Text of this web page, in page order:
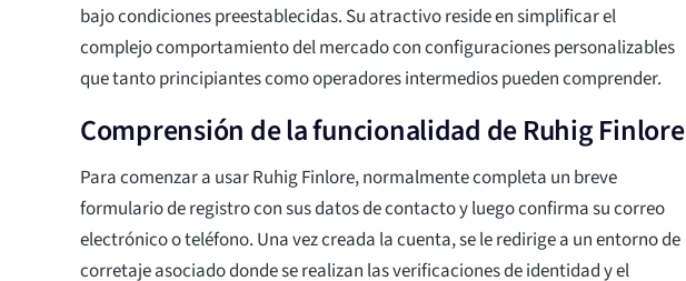
bajo condiciones preestablecidas. Su atractivo reside en simplificar el
complejo comportamiento del mercado con configuraciones personalizables
que tanto principiantes como operadores intermedios pueden comprender.
Comprensión de la funcionalidad de Ruhig Finlore
Para comenzar a usar Ruhig Finlore, normalmente completa un breve
formulario de registro con sus datos de contacto y luego confirma su correo
electrónico o teléfono. Una vez creada la cuenta, se le redirige a un entorno de
corretaje asociado donde se realizan las verificaciones de identidad y el